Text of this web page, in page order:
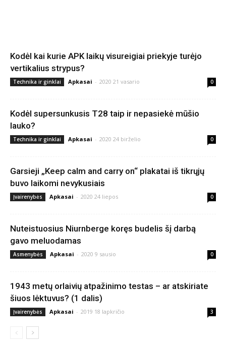
Kodėl kai kurie APK laikų visureigiai priekyje turėjo
vertikalius strypus?
Technika ir ginklai Apkasai - 2020 21 vasario 0
Kodėl supersunkusis T28 taip ir nepasiekė mūšio
lauko?
Technika ir ginklai Apkasai - 2020 24 birželio 0
Garsieji „Keep calm and carry on“ plakatai iš tikrųjų
buvo laikomi nevykusiais
Įvairenybės Apkasai - 2020 24 liepos 0
Nuteistuosius Niurnberge koręs budelis šį darbą
gavo meluodamas
Asmenybės Apkasai - 2020 9 sausio 0
1943 metų orlaivių atpažinimo testas – ar atskiriate
šiuos lėktuvus? (1 dalis)
Įvairenybės Apkasai - 2019 18 lapkričio 3